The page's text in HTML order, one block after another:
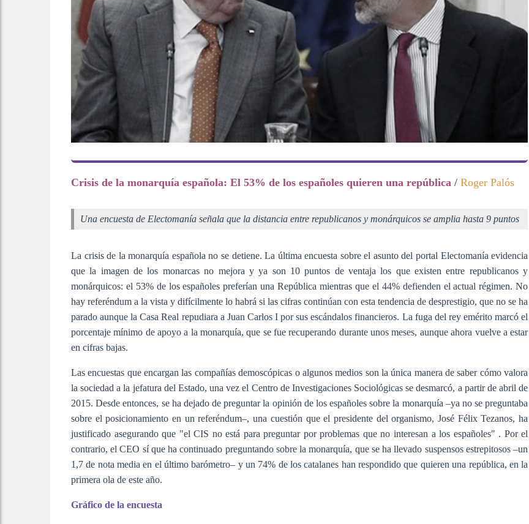
Crisis de la monarquía española: El 53% de los españoles quieren una república / Roger Palós
Una encuesta de Electomanía señala que la distancia entre republicanos y monárquicos se amplia hasta 9 puntos
La crisis de la monarquía española no se detiene. La última encuesta sobre el asunto del portal Electomanía evidencia
que la imagen de los monarcas no mejora y ya son 10 puntos de ventaja los que existen entre republicanos y
monárquicos: el 53% de los españoles preferían una República mientras que el 44% defienden el actual régimen. No
hay referéndum a la vista y difícilmente lo habrá si las cifras continúan con esta tendencia de desprestigio, que no se ha
parado aunque la Casa Real repudiara a Juan Carlos I por sus escándalos financieros. La fuga del rey emérito marcó el
porcentaje mínimo de apoyo a la monarquía, que se fue recuperando durante unos meses, aunque ahora vuelve a estar
en cifras bajas.
Las encuestas que encargan las compañías demoscópicas o algunos medios son la única manera de saber cómo valora
la sociedad a la jefatura del Estado, una vez el Centro de Investigaciones Sociológicas se desmarcó, a partir de abril de
2015. Desde entonces, se ha dejado de preguntar la opinión de los españoles sobre la monarquía –ya no se preguntaba
sobre el posicionamiento en un referéndum–, una cuestión que el presidente del organismo, José Félix Tezanos, ha
justificado asegurando que "el CIS no está para preguntar por problemas que no interesan a los españoles" . Por el
contrario, el CEO sí que ha continuado preguntando sobre la monarquía, que se ha llevado suspensos estrepitosos –un
1,7 de nota media en el último barómetro– y un 74% de los catalanes han respondido que quieren una república, en la
primera ola de este año.
Gráfico de la encuesta